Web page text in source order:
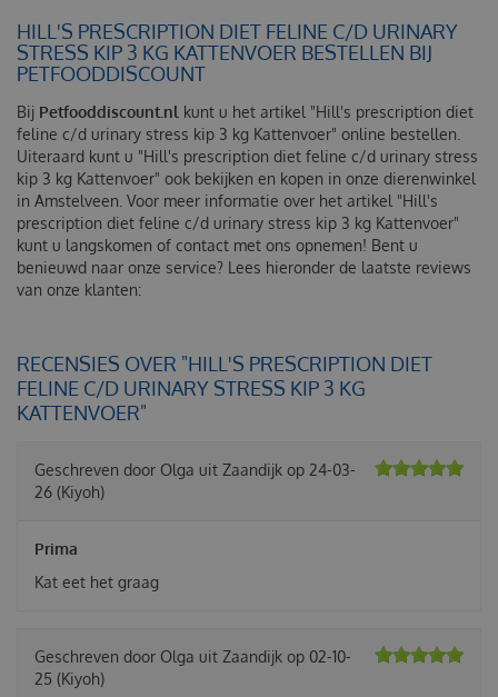
HILL'S PRESCRIPTION DIET FELINE C/D URINARY
STRESS KIP 3 KG KATTENVOER BESTELLEN BIJ
PETFOODDISCOUNT
Bij Petfooddiscount.nl kunt u het artikel "Hill's prescription diet
feline c/d urinary stress kip 3 kg Kattenvoer" online bestellen.
Uiteraard kunt u "Hill's prescription diet feline c/d urinary stress
kip 3 kg Kattenvoer" ook bekijken en kopen in onze dierenwinkel
in Amstelveen. Voor meer informatie over het artikel "Hill's
prescription diet feline c/d urinary stress kip 3 kg Kattenvoer"
kunt u langskomen of contact met ons opnemen! Bent u
benieuwd naar onze service? Lees hieronder de laatste reviews
van onze klanten:
RECENSIES OVER "HILL'S PRESCRIPTION DIET
FELINE C/D URINARY STRESS KIP 3 KG
KATTENVOER"
Geschreven door Olga uit Zaandijk op 24-03-
26 (Kiyoh)
Prima
Kat eet het graag
Geschreven door Olga uit Zaandijk op 02-10-
25 (Kiyoh)